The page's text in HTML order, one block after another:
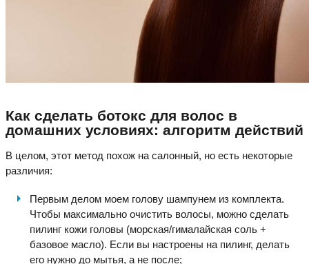
Как сделать ботокс для волос в
домашних условиях: алгоритм действий
В целом, этот метод похож на салонный, но есть некоторые
различия:
Первым делом моем голову шампунем из комплекта.
Чтобы максимально очистить волосы, можно сделать
пилинг кожи головы (морская/гималайская соль +
базовое масло). Если вы настроены на пилинг, делать
его нужно до мытья, а не после;